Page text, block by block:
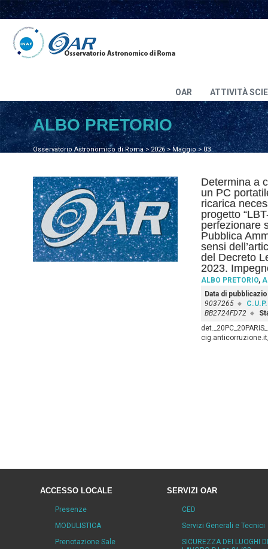
OAR ATTIVITÀ
Osservatorio Astronomico di Roma>2026>Maggio>03
ALBO PRETORIO
Determina a
un PC
ricarica
progetto
perfezionare
Pubblica
sensi
del Decreto
2023.
ALBO PRETORIO,
Data di
9037265
C.U.P.
BB2724FD72
ACCESSO LOCALE
Presenze
MODULISTICA
Prenotazione Sale
SERVIZI OAR
CED
Servizi Generali e Tecnici
SICUREZZA DEI LUOGHI DI